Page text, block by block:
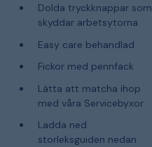
Dolda tryckknappar som
skyddar arbetsytorna
Easy care behandlad
Fickor med pennfack
Lätta att matcha ihop
med våra Servicebyxor
Ladda ned
storleksguiden nedan